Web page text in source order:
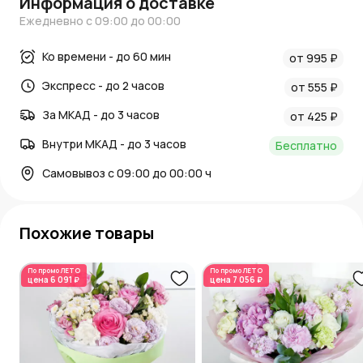
Ежедневно с 09:00 до 00:00
Ко времени - до 60 мин
от 995 ₽
Экспресс - до 2 часов
от 555 ₽
За МКАД - до 3 часов
от 425 ₽
Внутри МКАД - до 3 часов
Бесплатно
Самовывоз с 09:00 до 00:00 ч
Похожие товары
По промоЛЕТО
цена 6 091 ₽
По промоЛЕТО
цена 7 056 ₽